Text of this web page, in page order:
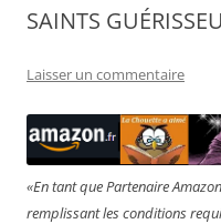
SAINTS
Laisser un commentaire
«En tant que Partenaire
remplissant les conditions